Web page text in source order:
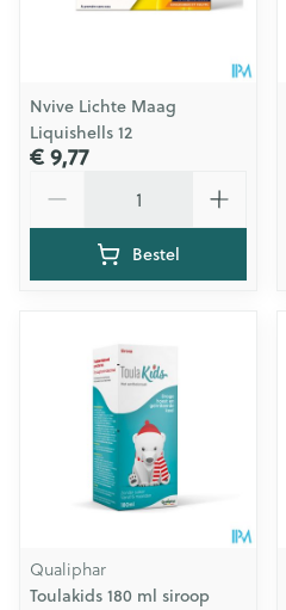
Nvive Lichte Maag
Liquishells 12
€ 9,77
Bestel
Qualiphar
Toulakids 180 ml siroop